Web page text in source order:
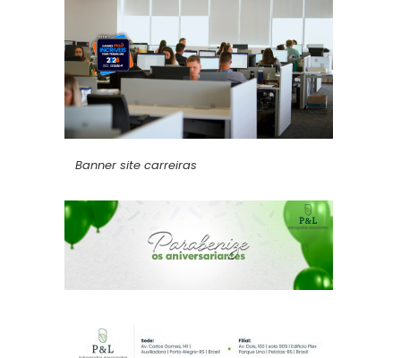
Banner site carreiras